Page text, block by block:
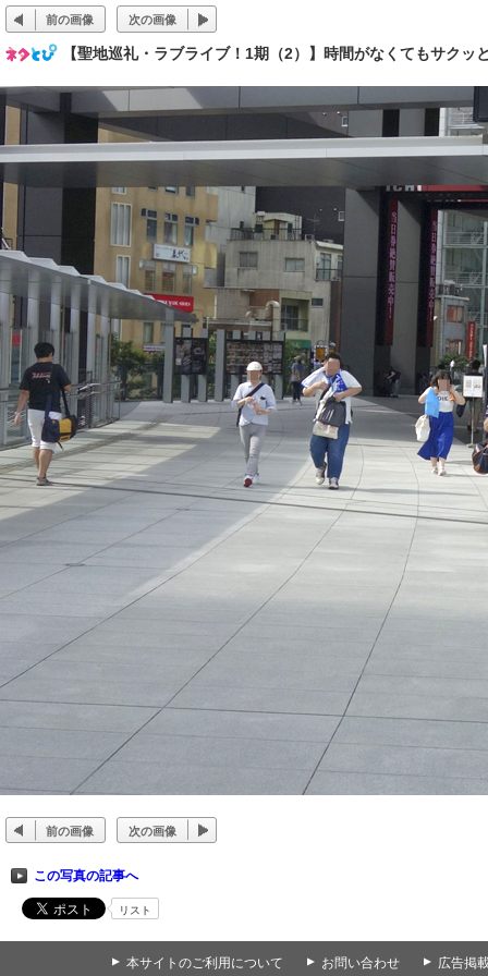
前の画像 次の画像
【聖地巡礼・ラブライブ！1期（2）】時間がなくてもサク
前の画像 次の画像
この写真の記事へ
リスト
▲ 本サイトのご利用について ▲ お問い合わせ ▲ 広告掲